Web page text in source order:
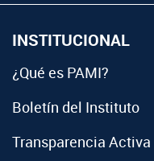
INSTITUCIONAL
¿Qué es PAMI?
Boletín del Instituto
Transparencia Activa